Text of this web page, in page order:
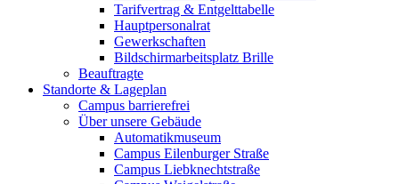
Tarifvertrag & Entgelttabelle
Hauptpersonalrat
Gewerkschaften
Bildschirmarbeitsplatz Brille
Beauftragte
Standorte & Lageplan
Campus barrierefrei
Über unsere Gebäude
Automatikmuseum
Campus Eilenburger Straße
Campus Liebknechtstraße